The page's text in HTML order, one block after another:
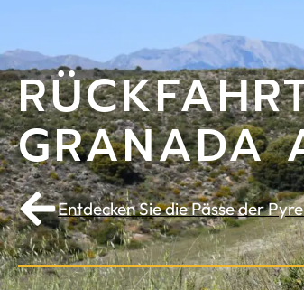
GRANADA
Entdecken Sie die Pässe der